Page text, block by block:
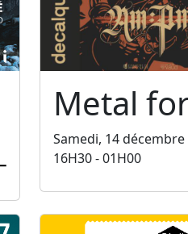
Metal
Samedi, 14 décembre
16H30 - 01H00